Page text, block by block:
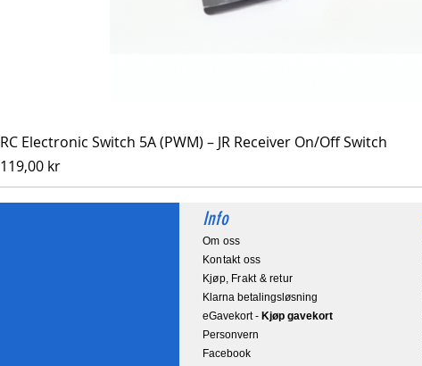
RC Electronic Switch 5A (PWM) – JR Receiver On/Off Switch
Pris
119,00 kr
Info
Om oss
Kontakt oss
Kjøp, Frakt & retur
Klarna betalingsløsning
eGavekort- Kjøp gavekort
Personvern
Facebook